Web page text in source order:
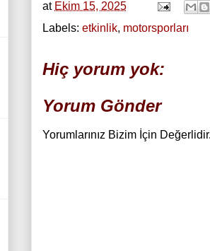
at Ekim 15, 2025
Labels: etkinlik, motorsporları
Hiç yorum yok:
Yorum Gönder
Yorumlarınız Bizim İçin